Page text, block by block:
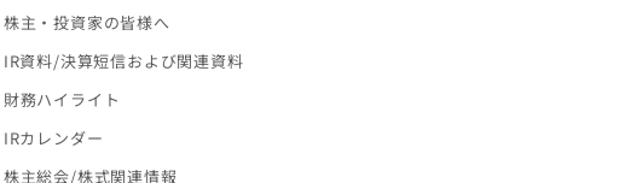
株主・投資家の皆様へ
IR資料/決算短信および関連資料
財務ハイライト
IRカレンダー
株主総会/株式関連情報